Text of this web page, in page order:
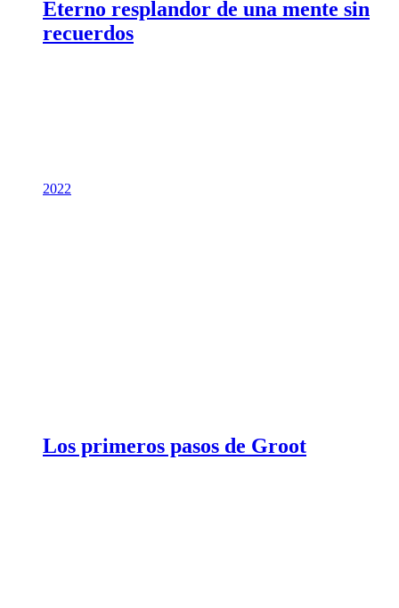
Eterno resplandor de una mente sin
recuerdos
2022
Los primeros pasos de Groot